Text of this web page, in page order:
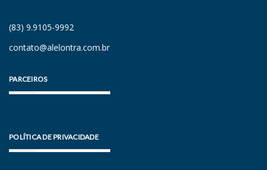
(83) 9.9105-9992
contato@alelontra.com.br
PARCEIROS
POLÍTICA DE PRIVACIDADE